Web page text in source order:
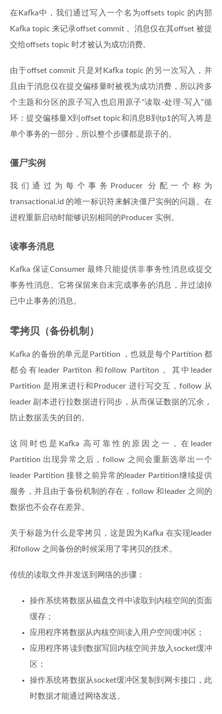
在Kafka中，我们通过写入一个名为offsets topic 的内部
Kafka topic 来记录offset commit 。消息仅在其offset 被提
交给offsets topic 时才被认为成功消费。
由于offset commit 只是对Kafka topic 的另一次写入，并
且由于消息仅在提交偏移量时被视为成功消费，所以跨多
个主题和分区的原子写入也启用原子“读取-处理-写入”循
环：提交偏移量X到offset topic和消息B到tp1的写入将是
单个事务的一部分，所以整个步骤都是原子的。
僵尸实例
我们通过为每个事务Producer 分配一个称为
transactional.id 的唯一标识符来解决僵尸实例的问题。在
进程重新启动时能够识别相同的Producer 实例。
读事务消息
Kafka 保证Consumer 最终只能提供非事务性消息或提交
事务性消息。它将保留来自未完成事务的消息，并过滤掉
已中止事务的消息。
零拷贝（备份机制）
Kafka 的备份的单元是Partition ，也就是每个Partition 都
都会有leader Partiton 和follow Partiton 。其中leader
Partition 是用来进行和Producer 进行写交互，follow 从
leader 副本进行拉数据进行同步，从而保证数据的冗余，
防止数据丢失的目的。
这同时也是Kafka 高可靠性的原因之一，在leader
Partition 出现异常之后，follow 之间会重新选举出一个
leader Partition 接替之前异常的leader Partition继续提供
服务，并且由于备份机制的存在，follow 和leader 之间的
数据也不会存在差异。
关于标题为什么是零拷贝，这是因为Kafka 在实现leader
和follow 之间备份的时候采用了零拷贝的技术。
传统的读取文件并发送到网络的步骤：
操作系统将数据从磁盘文件中读取到内核空间的页面
缓存；
应用程序将数据从内核空间读入用户空间缓冲区；
应用程序将读到数据写回内核空间并放入socket缓冲
区；
操作系统将数据从socket缓冲区复制到网卡接口，此
时数据才能通过网络发送。